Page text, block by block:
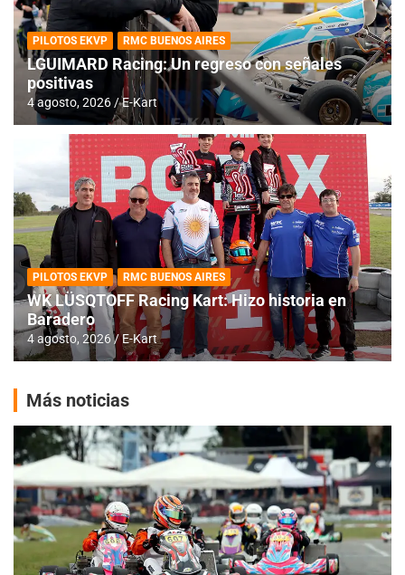
PILOTOS EKVP RMC BUENOS AIRES
LGUIMARD Racing: Un regreso con señales
positivas
4 agosto, 2026 E-Kart
PILOTOS EKVP RMC BUENOS AIRES
WK LÜSQTOFF Racing Kart: Hizo historia en
Baradero
4 agosto, 2026 E-Kart
Más noticias